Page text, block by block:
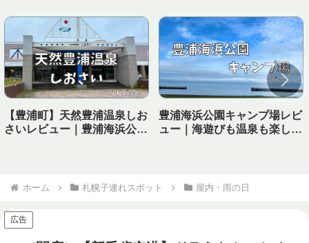
【豊浦町】天然豊浦温泉しお
さいレビュー｜豊浦海浜公園
豊浦海浜公園キャンプ場レビ
ュー｜海遊びも温泉も楽しめ
ホーム 札幌子連れスポット 屋内・雨の日
広告